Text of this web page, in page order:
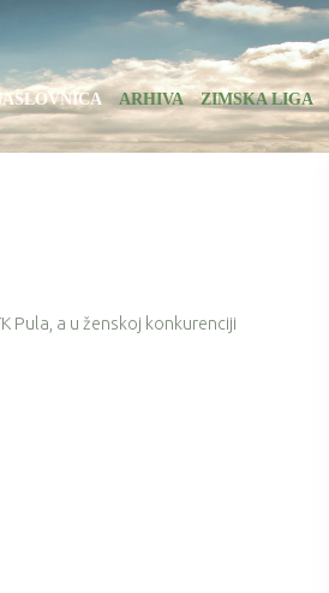
ARHIVA ZIMSKA LIGA
Pula, a u ženskoj konkurenciji